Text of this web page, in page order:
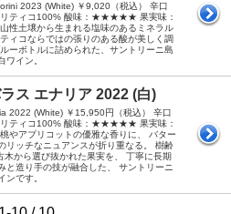
2023 (White) ￥9,020（税込） 辛口
リティコ100% 酸味：★★★★★ 果実味：
土壌から生まれる塩味のあるミネラル
ィコならではの張りのある酸が美しく調
ーボトルに詰められた、サントリーニ島
ワイン。
ス エナリア 2022 (白)
2022 (White) ￥15,950円（税込） 辛口
リティコ100% 酸味：★★★★★ 果実味：
アプリコットの優雅な香りに、 バター
リッチなニュアンスが折り重なる。 樹齢
木から選び抜かれた果実を、 丁寧に長期
と造り手の技が融合した、 サントリーニ
ンです。